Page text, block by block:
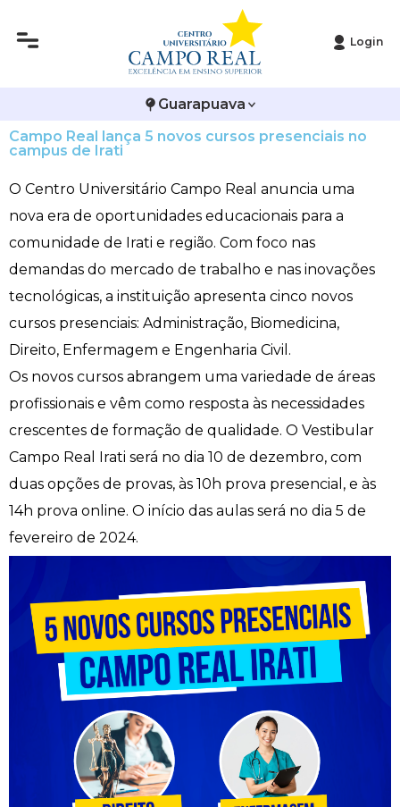
Login
Guarapuava
Campo Real lança 5 novos cursos presenciais no
campus de Irati
O Centro Universitário Campo Real anuncia uma
nova era de oportunidades educacionais para a
comunidade de Irati e região. Com foco nas
demandas do mercado de trabalho e nas inovações
tecnológicas, a instituição apresenta cinco novos
cursos presenciais: Administração, Biomedicina,
Direito, Enfermagem e Engenharia Civil.
Os novos cursos abrangem uma variedade de áreas
profissionais e vêm como resposta às necessidades
crescentes de formação de qualidade. O Vestibular
Campo Real Irati será no dia 10 de dezembro, com
duas opções de provas, às 10h prova presencial, e às
14h prova online. O início das aulas será no dia 5 de
fevereiro de 2024.
Infraestrutura
Publicações Institucionais
Arquitetura e Urbanismo
Biomedicina
Direito
Enfermagem
Engenharia Agronômica
Engenharia Civil
Engenharia de Software
Engenharia Elétrica
Engenharia Mecânica
Fisioterapia
Medicina
Medicina Veterinária
Nutrição
Odontologia
Vestibular de Inverno
Vestibular de Medicina
2ª Via de Boleto
Atestado de Matrícula
Atividades Complementares e Sociais
Calendário Acadêmico
Calendário de Provas
Carteirinha de Estudante
Central de Estágios - TCC
Ensalamento
Horário de Aulas
Manual do Acadêmico
Manual de Trabalhos Acadêmicos
Minha Biblioteca
Núcleo de Apoio Psicopedagógico
Ouvidoria
Plano de Ensino
Avalie a Campo Real
Bolsas e Incentivos
CPA
Comissão de Ética no Uso de Animais
Comitê de Ética em Pesquisa
Diploma Digital
Educação em Direitos Humanos
Editais
Extensão
Infocampo
Logos Campo Real
NAPP e NAPC
Portal do Egresso
Portal do RH
Programa de Monitoria